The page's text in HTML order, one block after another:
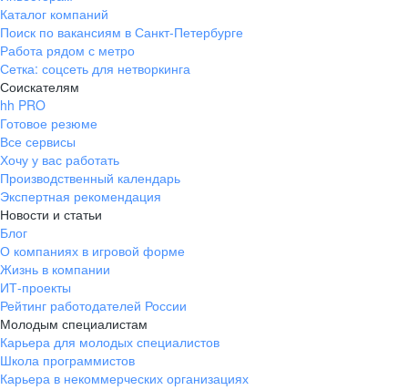
Каталог компаний
Поиск по вакансиям в Санкт-Петербурге
Работа рядом с метро
Сетка: соцсеть для нетворкинга
Соискателям
hh PRO
Готовое резюме
Все сервисы
Хочу у вас работать
Производственный календарь
Экспертная рекомендация
Новости и статьи
Блог
О компаниях в игровой форме
Жизнь в компании
ИТ-проекты
Рейтинг работодателей России
Молодым специалистам
Карьера для молодых специалистов
Школа программистов
Карьера в некоммерческих организациях